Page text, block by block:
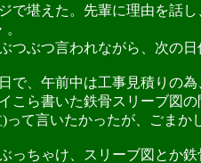
で堪えた。先輩に理由を話し
つぶつ言われながら、次の日
で、午前中は工事見積りの為
こら書いた鉄骨スリーブ図の
って言いたかったが、ごまか
っちゃけ、スリーブ図とか鉄